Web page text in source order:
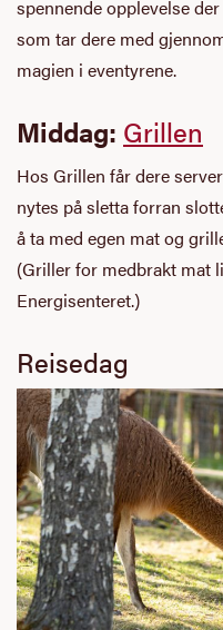
spennende opplevelse
som tar dere med
magien i eventyrene.
Middag: Grillen
Hos Grillen får dere
nytes på sletta forran
å ta med egen mat og
(Griller for medbrakt mat
Energisenteret.)
Reisedag